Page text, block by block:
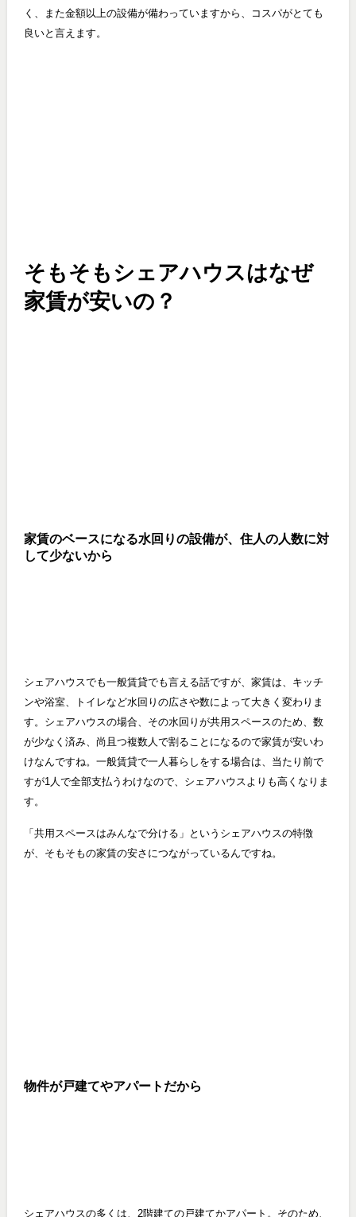
く、また金額以上の設備が備わっていますから、コスパがとても
良いと言えます。
そもそもシェアハウスはなぜ
家賃が安いの？
家賃のベースになる水回りの設備が、住人の人数に対
して少ないから
シェアハウスでも一般賃貸でも言える話ですが、家賃は、キッチ
ンや浴室、トイレなど水回りの広さや数によって大きく変わりま
す。シェアハウスの場合、その水回りが共用スペースのため、数
が少なく済み、尚且つ複数人で割ることになるので家賃が安いわ
けなんですね。一般賃貸で一人暮らしをする場合は、当たり前で
すが1人で全部支払うわけなので、シェアハウスよりも高くなりま
す。
「共用スペースはみんなで分ける」というシェアハウスの特徴
が、そもそもの家賃の安さにつながっているんですね。
物件が戸建てやアパートだから
シェアハウスの多くは、2階建ての戸建てかアパート。そのため、